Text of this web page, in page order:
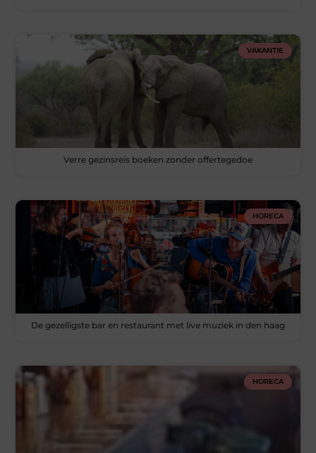
VAKANTIE
Verre gezinsreis boeken zonder offertegedoe
HORECA
De gezelligste bar en restaurant met live muziek in den haag
HORECA